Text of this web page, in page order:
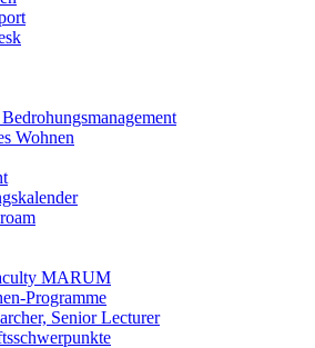
Wohnen
MARUM
Programme
Senior Lecturer